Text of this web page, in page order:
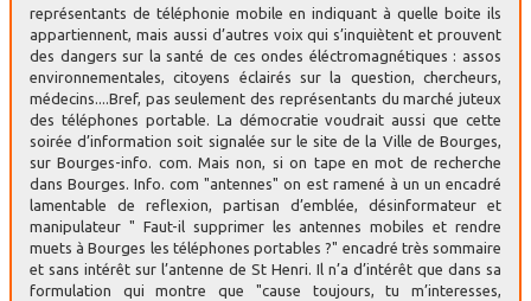
représentants de téléphonie mobile en indiquant à quelle boite ils
appartiennent, mais aussi d’autres voix qui s’inquiètent et prouvent
des dangers sur la santé de ces ondes éléctromagnétiques : assos
environnementales, citoyens éclairés sur la question, chercheurs,
médecins....Bref, pas seulement des représentants du marché juteux
des téléphones portable. La démocratie voudrait aussi que cette
soirée d’information soit signalée sur le site de la Ville de Bourges,
sur Bourges-info. com. Mais non, si on tape en mot de recherche
dans Bourges. Info. com "antennes" on est ramené à un un encadré
lamentable de reflexion, partisan d’emblée, désinformateur et
manipulateur " Faut-il supprimer les antennes mobiles et rendre
muets à Bourges les téléphones portables ?" encadré très sommaire
et sans intérêt sur l’antenne de St Henri. Il n’a d’intérêt que dans sa
formulation qui montre que "cause toujours, tu m’interesses,